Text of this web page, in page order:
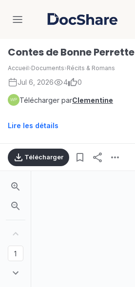
DocShare
Contes de Bonne Perrette
Accueil›Documents›Récits & Romans
Jul 6, 2026 4 0
Télécharger parClementine
Lire les détails
Télécharger